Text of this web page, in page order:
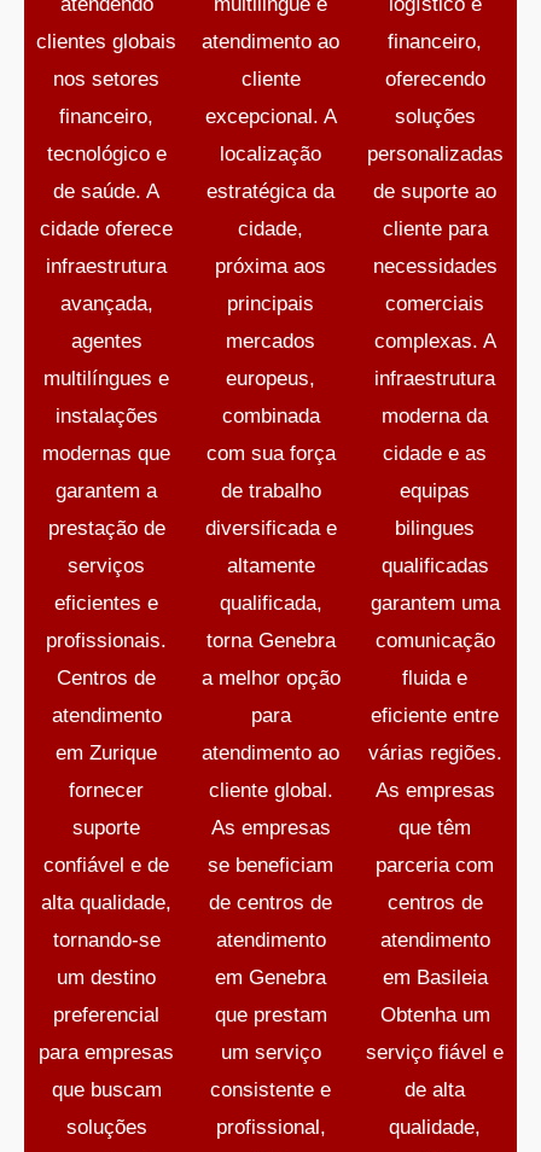
clientes globais
nos setores
financeiro,
tecnológico e
de saúde. A
cidade oferece
infraestrutura
avançada,
agentes
multilíngues e
instalações
modernas que
garantem a
prestação de
serviços
eficientes e
profissionais.
Centros de
atendimento
em Zurique
fornecer
suporte
confiável e de
alta qualidade,
tornando-se
um destino
preferencial
para empresas
que buscam
soluções
atendimento ao
cliente
excepcional. A
localização
estratégica da
cidade,
próxima aos
principais
mercados
europeus,
combinada
com sua força
de trabalho
diversificada e
altamente
qualificada,
torna Genebra
a melhor opção
para
atendimento ao
cliente global.
As empresas
se beneficiam
de centros de
atendimento
em Genebra
que prestam
um serviço
consistente e
profissional,
financeiro,
oferecendo
soluções
personalizadas
de suporte ao
cliente para
necessidades
comerciais
complexas. A
infraestrutura
moderna da
cidade e as
equipas
bilingues
qualificadas
garantem uma
comunicação
fluida e
eficiente entre
várias regiões.
As empresas
que têm
parceria com
centros de
atendimento
em Basileia
Obtenha um
serviço fiável e
de alta
qualidade,